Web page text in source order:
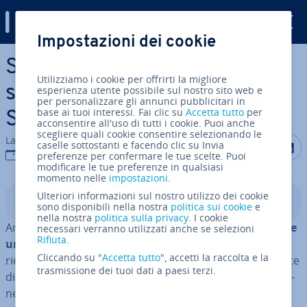
Vai al contenuto prin­ci­pa­le
Server CS2: con­fi­gu­ra­re un
server dedicato per Counter
Strike 2
La redazione di IONOS
18 ott 2023
Condividi
Indice
Anche per CS2 (Counter Strike 2)con­fi­gu­ra­re e ospitare
un proprio server
rien­za di gioco per­so­na­liz­za­ta. Di­spo­nen­do dell’ambiente
di hosting adatto, in Windows puoi eseguire l’in­stal­la­zio­
ne tramite Steam o SteamCMD uti­liz­zan­do l’app per
Impostazioni dei cookie
Utilizziamo i cookie per offrirti la migliore
esperienza utente possibile sul nostro sito web e
per personalizzare gli annunci pubblicitari in
base ai tuoi interessi. Fai clic suAccetta tutto per
acconsentire all'uso di tutti i cookie. Puoi anche
scegliere quali cookie consentire selezionando le
caselle sottostanti e facendo clic su Invia
preferenze per confermare le tue scelte. Puoi
modificare le tue preferenze in qualsiasi
momento nelle impostazioni.
Ulteriori informazioni sul nostro utilizzo dei cookie
sono disponibili nella nostra politica sui cookie e
nella nostra politica sulla privacy. I cookie
necessari verranno utilizzati anche se selezioni
Rifiuta.
Cliccando su "Accetta tutto", accetti la raccolta e la
trasmissione dei tuoi dati a paesi terzi.